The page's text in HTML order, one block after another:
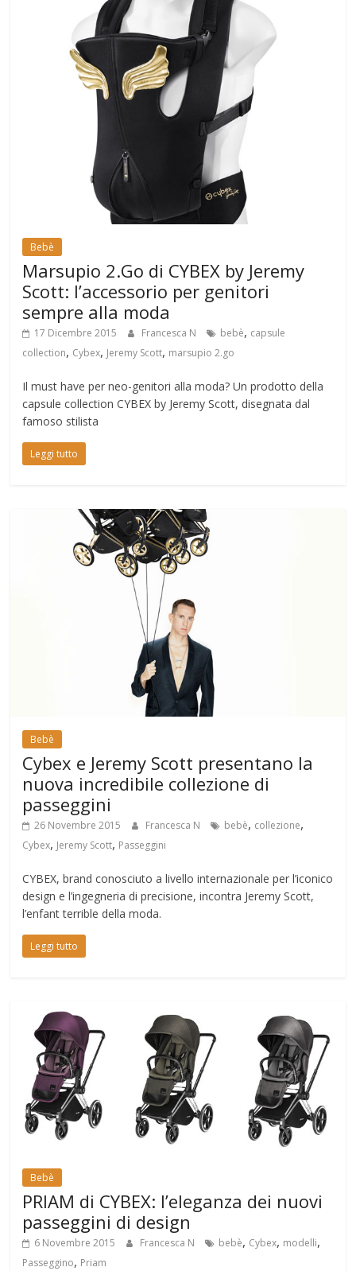
Bebè
Marsupio 2.Go di CYBEX by Jeremy
Scott: l’accessorio per genitori
sempre alla moda
17 Dicembre 2015 Francesca N bebè, capsule
collection, Cybex, Jeremy Scott, marsupio 2.go
Il must have per neo-genitori alla moda? Un prodotto della
capsule collection CYBEX by Jeremy Scott, disegnata dal
famoso stilista
Leggi tutto
Bebè
Cybex e Jeremy Scott presentano la
nuova incredibile collezione di
passeggini
26 Novembre 2015 Francesca N bebè, collezione,
Cybex, Jeremy Scott, Passeggini
CYBEX, brand conosciuto a livello internazionale per l’iconico
design e l’ingegneria di precisione, incontra Jeremy Scott,
l’enfant terrible della moda.
Leggi tutto
Bebè
PRIAM di CYBEX: l’eleganza dei nuovi
passeggini di design
6 Novembre 2015 Francesca N bebè, Cybex, modelli,
Passeggino, Priam